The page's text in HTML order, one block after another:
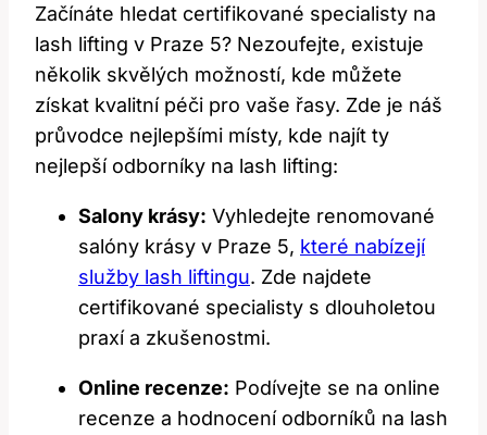
Začínáte hledat⁣ certifikované specialisty na
lash⁤ lifting v Praze 5?‌ Nezoufejte, existuje
několik skvělých ​možností, kde​ můžete​
získat kvalitní ‌péči pro vaše‌ řasy. Zde je náš
průvodce nejlepšími místy, kde⁢ najít ​ty
nejlepší odborníky na​ lash lifting:
Salony ⁣krásy: ⁣Vyhledejte renomované‍
salóny krásy v Praze 5, které nabízejí
služby lash liftingu.​ Zde najdete
certifikované⁢ specialisty s dlouholetou
praxí a zkušenostmi.
Online recenze: Podívejte se na online
recenze a hodnocení odborníků na ‍lash